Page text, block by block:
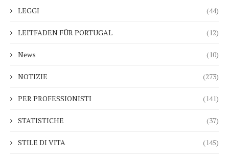
LEGGI (44)
LEITFADEN FÜR PORTUGAL (12)
News (10)
NOTIZIE (273)
PER PROFESSIONISTI (141)
STATISTICHE (37)
STILE DI VITA (145)